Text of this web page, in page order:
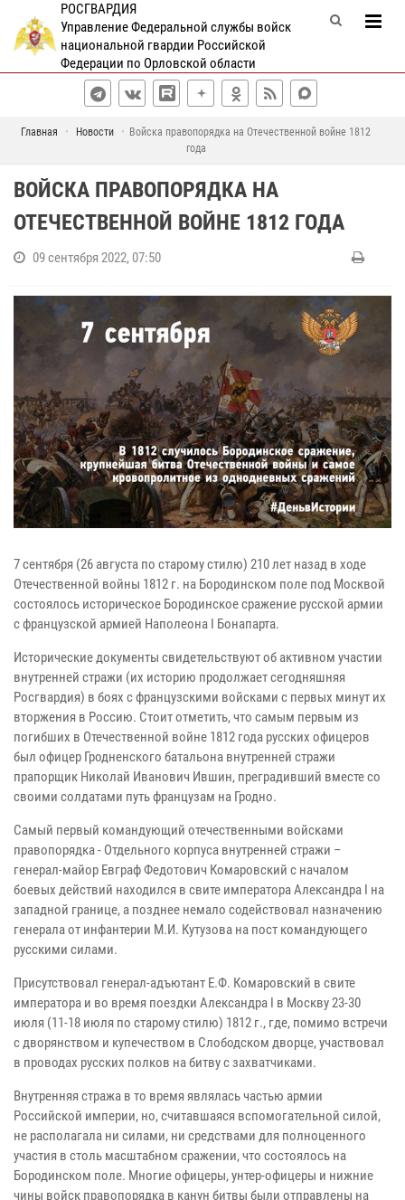
РОСГВАРДИЯ
Управление Федеральной службы войск
национальной гвардии Российской
Федерации по Орловской области
Главная Новости
Войска правопорядка на Отечественной войне 1812
года
ВОЙСКА ПРАВОПОРЯДКА НА
ОТЕЧЕСТВЕННОЙ ВОЙНЕ 1812 ГОДА
09 сентября 2022, 07:50
7 сентября (26 августа по старому стилю) 210 лет назад в ходе
Отечественной войны 1812 г. на Бородинском поле под Москвой
состоялось историческое Бородинское сражение русской армии
с французской армией Наполеона I Бонапарта.
Исторические документы свидетельствуют об активном участии
внутренней стражи (их историю продолжает сегодняшняя
Росгвардия) в боях с французскими войсками с первых минут их
вторжения в Россию. Стоит отметить, что самым первым из
погибших в Отечественной войне 1812 года русских офицеров
был офицер Гродненского батальона внутренней стражи
прапорщик Николай Иванович Ившин, преградивший вместе со
своими солдатами путь французам на Гродно.
Самый первый командующий отечественными войсками
правопорядка - Отдельного корпуса внутренней стражи –
генерал-майор Евграф Федотович Комаровский с началом
боевых действий находился в свите императора Александра I на
западной границе, а позднее немало содействовал назначению
генерала от инфантерии М.И. Кутузова на пост командующего
русскими силами.
Присутствовал генерал-адъютант Е.Ф. Комаровский в свите
императора и во время поездки Александра I в Москву 23-30
июля (11-18 июля по старому стилю) 1812 г., где, помимо встречи
с дворянством и купечеством в Слободском дворце, участвовал
в проводах русских полков на битву с захватчиками.
Внутренняя стража в то время являлась частью армии
Российской империи, но, считавшаяся вспомогательной силой,
не располагала ни силами, ни средствами для полноценного
участия в столь масштабном сражении, что состоялось на
Бородинском поле. Многие офицеры, унтер-офицеры и нижние
чины войск правопорядка в канун битвы были отправлены на